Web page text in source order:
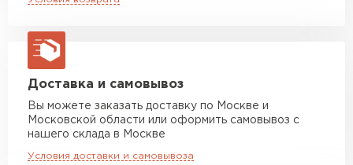
эмалью, а вышедшие из строя сегменты
заменить на новые металлические листы.
Малый вес профлиста позволяет произвести
его монтаж самостоятельно.
Наиболее универсальный строительный
материал.
макс. длина груза 13,5 м
Манипулятор до 5 тн
макс. длина груза 6 м
Манипулятор до 10 тн
макс. длина груза 8 м
Манипулятор до 20 тн
Доставка и самовывоз
Вы можете заказать доставку по Москве и
Московской области или оформить самовывоз с
нашего склада в Москве
Условия доставки и самовывоза